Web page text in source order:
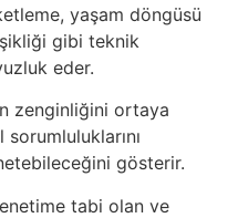
yaşam döngüsü
gibi teknik
eder.
zenginliğini ortaya
gösterir.
tabi olan ve